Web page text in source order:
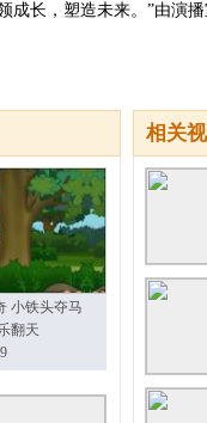
长，塑造未来。”由演播
相关
小铁头夺马
翻天